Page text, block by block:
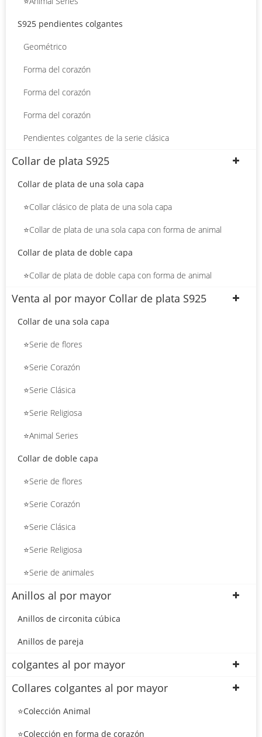
S925 pendientes colgantes
Geométrico
Forma del corazón
Forma del corazón
Forma del corazón
Pendientes colgantes de la serie clásica
Collar de plata S925
Collar de plata de una sola capa
⭐Collar clásico de plata de una sola capa
⭐Collar de plata de una sola capa con forma de animal
Collar de plata de doble capa
⭐Collar de plata de doble capa con forma de animal
Venta al por mayor Collar de plata S925
Collar de una sola capa
⭐Serie de flores
⭐Serie Corazón
⭐Serie Clásica
⭐Serie Religiosa
⭐Animal Series
Collar de doble capa
⭐Serie de flores
⭐Serie Corazón
⭐Serie Clásica
⭐Serie Religiosa
⭐Serie de animales
Anillos al por mayor
Anillos de circonita cúbica
Anillos de pareja
colgantes al por mayor
Collares colgantes al por mayor
⭐Colección Animal
⭐Colección en forma de corazón